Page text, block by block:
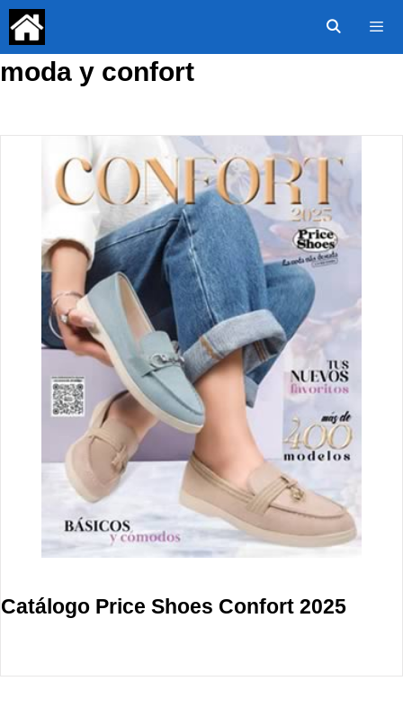
Saltar
contenido
moda y confort
Catálogo Price Shoes Confort 2025